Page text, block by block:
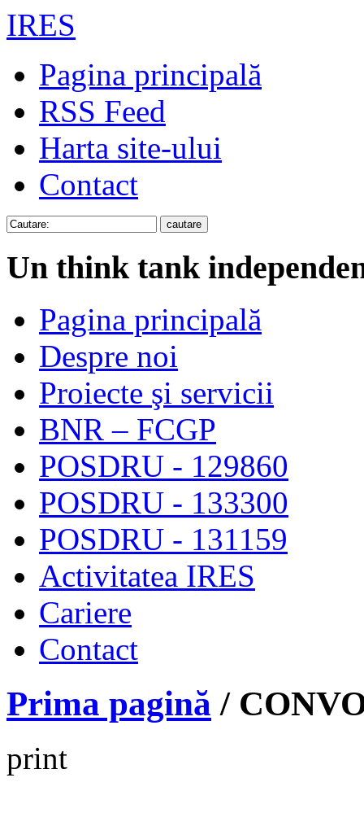
IRES
Pagina principală
RSS Feed
Harta site-ului
Contact
Un think tank
Pagina principală
Despre noi
Proiecte şi servicii
BNR – FCGP
POSDRU - 129860
POSDRU - 133300
POSDRU - 131159
Activitatea IRES
Cariere
Contact
Prima pagină /
print